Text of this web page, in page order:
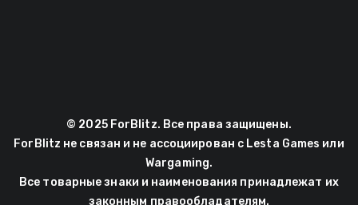
© 2025 ForBlitz. Все права защищены.
ForBlitz не связан и не ассоциирован с Lesta Games или
Wargaming.
Все товарные знаки и наименования принадлежат их
законным правообладателям.